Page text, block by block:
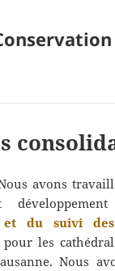
avons
et du suivi
pour les
Nous